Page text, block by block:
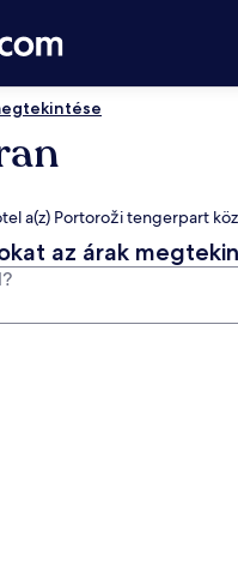
a(z) Portoroži tengerpart
az árak